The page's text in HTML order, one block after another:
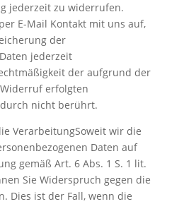
jederzeit zu widerrufen.
E-Mail Kontakt mit uns auf,
der
jederzeit
der aufgrund der
erfolgten
nicht berührt.
VerarbeitungSoweit wir die
Daten auf
gemäß Art. 6 Abs. 1 S. 1 lit.
Sie Widerspruch gegen die
Dies ist der Fall, wenn die